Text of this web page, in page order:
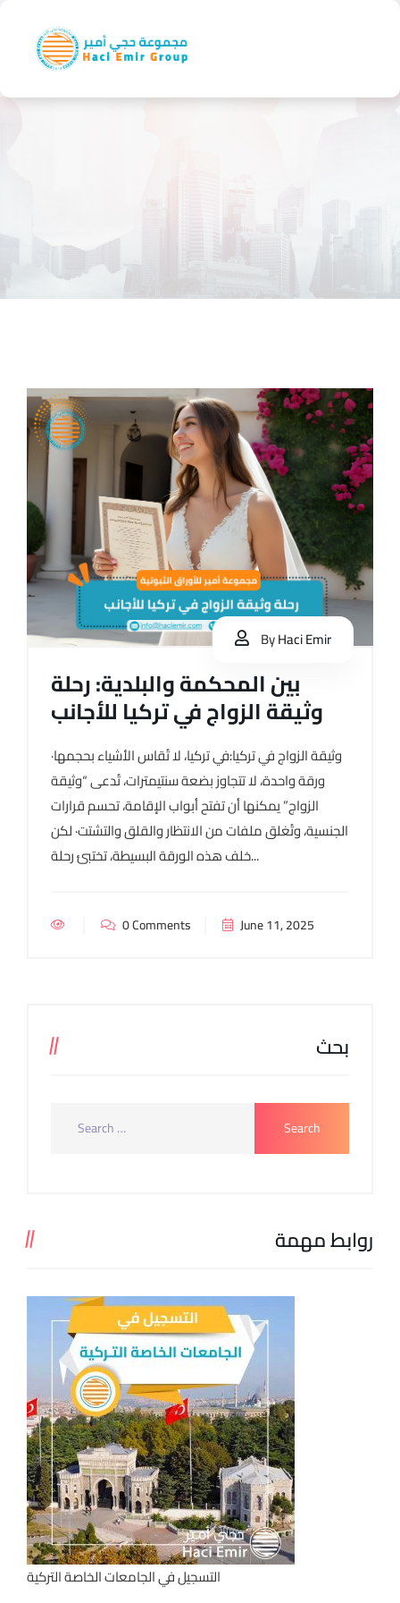
ByHaci Emir
بين المحكمة والبلدية: رحلة
وثيقة الزواج في تركيا للأجانب
وثيقة الزواج في تركيا:في تركيا، لا تُقاس الأشياء بحجمها·
ورقة واحدة، لا تتجاوز بضعة سنتيمترات، تُدعى “وثيقة
الزواج” يمكنها أن تفتح أبواب الإقامة، تحسم قرارات
الجنسية، وتُغلق ملفات من الانتظار والقلق والتشتت· لكن
خلف هذه الورقة البسيطة، تختبئ رحلة...
0 Comments June 11, 2025
بحث
روابط مهمة
التسجيل في الجامعات الخاصة التركية